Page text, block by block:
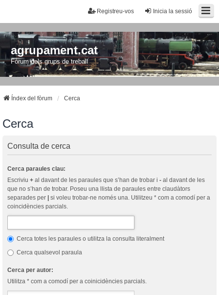
Inicia la sessió
Registreu-vos
agrupament.cat
Fòrum dels grups de treball
Índex del fòrum Cerca
Cerca
Consulta de cerca
Cerca paraules clau:
Escriviu + al davant de les paraules que s’han de trobar i - al davant de les
que no s’han de trobar. Poseu una llista de paraules entre claudàtors
separades per | si voleu trobar-ne només una. Utilitzeu * com a comodí per a
coincidències parcials.
Cerca totes les paraules o utilitza la consulta literalment
Cerca qualsevol paraula
Cerca per autor:
Utilitza * com a comodí per a coinicidències parcials.